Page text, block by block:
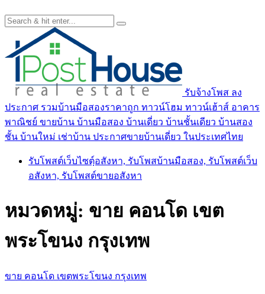
รับจ้างโพส ลง
ประกาศ รวมบ้านมือสองราคาถูก ทาวน์โฮม ทาวน์เฮ้าส์ อาคาร
พาณิชย์ ขายบ้าน บ้านมือสอง บ้านเดี่ยว บ้านชั้นเดียว บ้านสอง
ชั้น บ้านใหม่ เช่าบ้าน ประกาศขายบ้านเดี่ยว ในประเทศไทย
รับโพสต์เว็บไซตฺ์อสังหา, รับโพสบ้านมือสอง, รับโพสต์เว็บ
อสังหา, รับโพสต์ขายอสังหา
หมวดหมู่: ขาย คอนโด เขต
พระโขนง กรุงเทพ
ขาย คอนโด เขตพระโขนง กรุงเทพ